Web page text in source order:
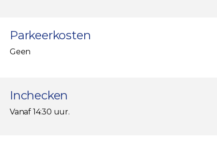
Parkeerkosten
Geen
Inchecken
Vanaf 14:30 uur.